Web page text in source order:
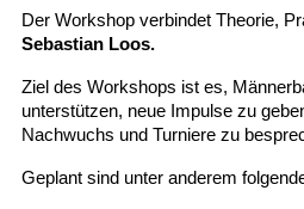
Der Workshop verbindet Theorie,
Sebastian Loos.
Ziel des Workshops ist es,
unterstützen, neue Impulse zu
Nachwuchs und Turniere zu
Geplant sind unter anderem